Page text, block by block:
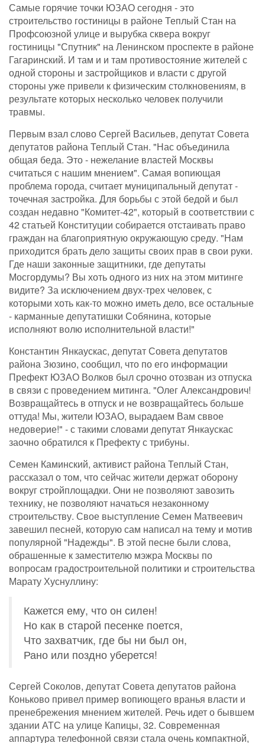
Самые горячие точки ЮЗАО сегодня - это
строительство гостиницы в районе Теплый Стан на
Профсоюзной улице и вырубка сквера вокруг
гостиницы "Спутник" на Ленинском проспекте в районе
Гагаринский. И там и и там противостояние жителей с
одной стороны и застройщиков и власти с другой
стороны уже привели к физическим столкновениям, в
результате которых несколько человек получили
травмы.
Первым взал слово Сергей Васильев, депутат Совета
депутатов района Теплый Стан. "Нас объединила
общая беда. Это - нежелание властей Москвы
считаться с нашим мнением". Самая вопиющая
проблема города, считает муниципальный депутат -
точечная застройка. Для борьбы с этой бедой и был
создан недавно "Комитет-42", который в соответствии с
42 статьей Конституции собирается отстаивать право
граждан на благоприятную окружающую среду. "Нам
приходится брать дело защиты своих прав в свои руки.
Где наши законные защитники, где депутаты
Мосгордумы? Вы хоть одного из них на этом митинге
видите? За исключением двух-трех человек, с
которыми хоть как-то можно иметь дело, все остальные
- карманные депутатишки Собянина, которые
исполняют волю исполнительной власти!"
Константин Янкаускас, депутат Совета депутатов
района Зюзино, сообщил, что по его информации
Префект ЮЗАО Волков был срочно отозван из отпуска
в связи с проведением митинга. "Олег Александрович!
Возвращайтесь в отпуск и не возвращайтесь больше
оттуда! Мы, жители ЮЗАО, вырадаем Вам сввое
недоверие!" - с такими словами депутат Янкаускас
заочно обратился к Префекту с трибуны.
Семен Каминский, активист района Теплый Стан,
рассказал о том, что сейчас жители держат оборону
вокруг стройплощадки. Они не позволяют завозить
технику, не позволяют начаться незаконному
строительству. Свое выступление Семен Матвеевич
завешил песней, которую сам написал на тему и мотив
популярной "Надежды". В этой песне были слова,
обрашенные к заместителю мэжра Москвы по
вопросам градостроительной политики и строительства
Марату Хуснуллину:
Кажется ему, что он силен!
Но как в старой песенке поется,
Что захватчик, где бы ни был он,
Рано или поздно уберется!
Сергей Соколов, депутат Совета депутатов района
Коньково привел пример вопиющего вранья власти и
пренебрежения мнением жителей. Речь идет о бывшем
здании АТС на улице Капицы, 32. Современная
аппартура телефонной связи стала очень компактной,